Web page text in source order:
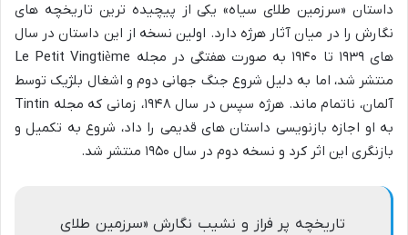
داستان «سرزمین طلای سیاه» یکی از پیچیده ترین تاریخچه های
نگارش را در میان آثار هرژه دارد. اولین نسخه از این داستان در سال
های ۱۹۳۹ تا ۱۹۴۰ به صورت هفتگی در مجله Le Petit Vingtième
منتشر شد، اما به دلیل شروع جنگ جهانی دوم و اشغال بلژیک توسط
آلمان، ناتمام ماند. هرژه سپس در سال ۱۹۴۸، زمانی که مجله Tintin
به او اجازه بازنویسی داستان های قدیمی را داد، شروع به تکمیل و
بازنگری این اثر کرد و نسخه دوم در سال ۱۹۵۰ منتشر شد.
تاریخچه پر فراز و نشیب نگارش «سرزمین طلای